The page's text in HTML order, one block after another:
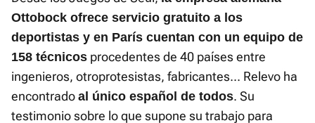
Ottobock ofrece servicio gratuito a los
deportistas y en París cuentan con un equipo de
158 técnicos procedentes de 40 países entre
ingenieros, otroprotesistas, fabricantes... Relevo ha
encontrado al único español de todos. Su
testimonio sobre lo que supone su trabajo para